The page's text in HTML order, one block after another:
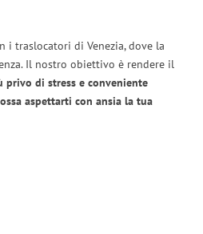
i traslocatori di Venezia, dove la
Il nostro obiettivo è rendere il
privo di stress e conveniente
aspettarti con ansia la tua